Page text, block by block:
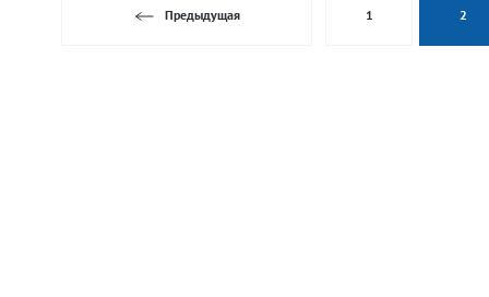
Предыдущая 1 2